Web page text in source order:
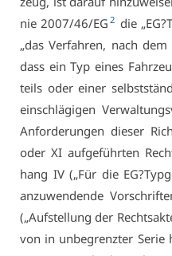
nie 2007/46/EG 2 die
„das Ver­fah­ren, nach
dass ein Typ ei­nes
teils oder ei­ner
ein­schlä­gi­gen
An­for­de­run­gen die­ser
oder XI auf­ge­führ­ten
hang IV („Für die
an­zu­wen­den­de
(„Auf­stel­lung der
von in un­be­grenz­ter Se­rie